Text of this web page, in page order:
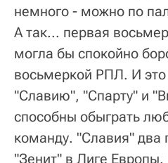
немного - можно по
А так... первая
могла бы спокойно
восьмеркой РПЛ. И
"Славию", "Спарту" и
способны обыграть
команду. "Славия" два
"Зенит" в Лиге Европы.